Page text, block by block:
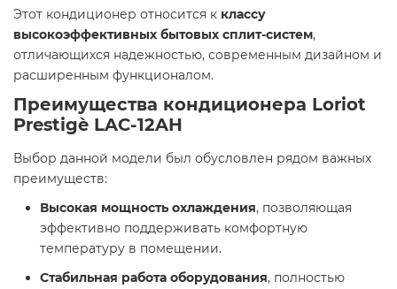
Этот кондиционер относится к классу
высокоэффективных бытовых сплит-систем,
отличающихся надежностью, современным дизайном и
расширенным функционалом.
Преимущества кондиционера Loriot
Prestigè LAC-12AH
Выбор данной модели был обусловлен рядом важных
преимуществ:
Высокая мощность охлаждения, позволяющая
эффективно поддерживать комфортную
температуру в помещении.
Стабильная работа оборудования, полностью